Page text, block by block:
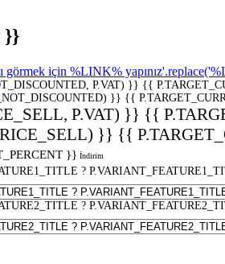
}}
görmek için %LINK%
P.VAT) }} {{
}} {{
P.VAT) }} {{
}} {{
}} İndirim
?
?